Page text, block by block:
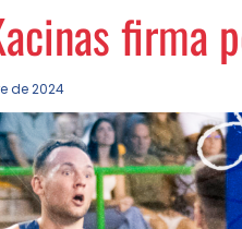
firma
de 2024